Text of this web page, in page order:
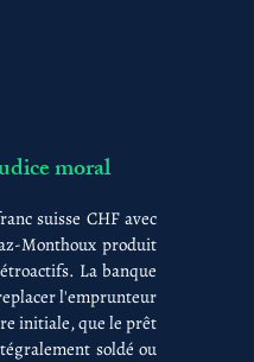
moral
suisse CHF avec
Monthoux produit
La banque
l'emprunteur
initiale, que le prêt
soldé ou